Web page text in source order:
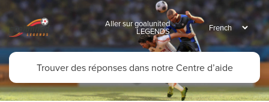
Aller sur goalunited
LEGENDS